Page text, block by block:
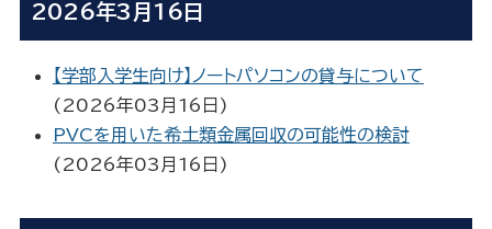
2026年3月16日
【学部入学生向け】ノートパソコンの貸与について
( 2026年03月16日 )
PVCを用いた希土類金属回収の可能性の検討
( 2026年03月16日 )